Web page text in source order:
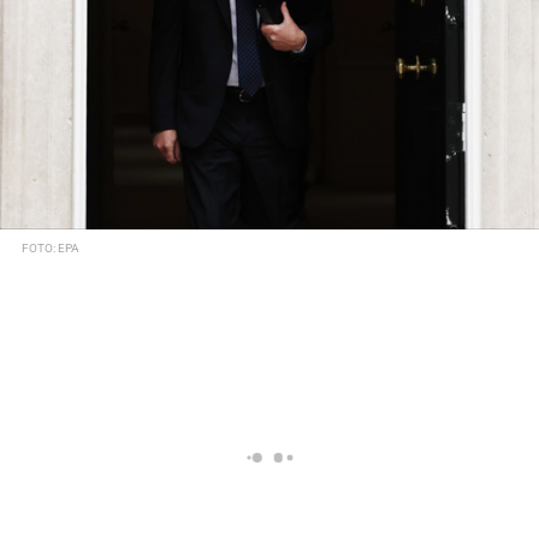
FOTO: EPA